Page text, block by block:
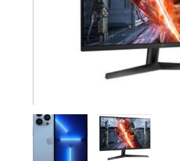
ΟΙΚΙΑΚΕΣ ΣΥΣΚΕΥΕΣ
ΠΡΟΣΩΠΙΚΗ ΦΡΟΝΤΙΔΑ